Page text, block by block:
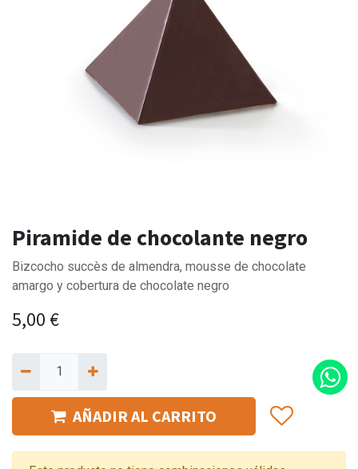
Piramide de chocolante negro
Bizcocho succès de almendra, mousse de chocolate
amargo y cobertura de chocolate negro
5,00 €
AÑADIR AL CARRITO